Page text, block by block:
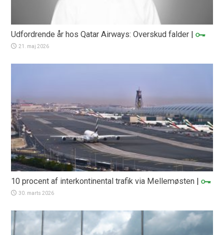
Udfordrende år hos Qatar Airways: Overskud falder |
21. maj 2026
10 procent af interkontinental trafik via Mellemøsten |
30. marts 2026